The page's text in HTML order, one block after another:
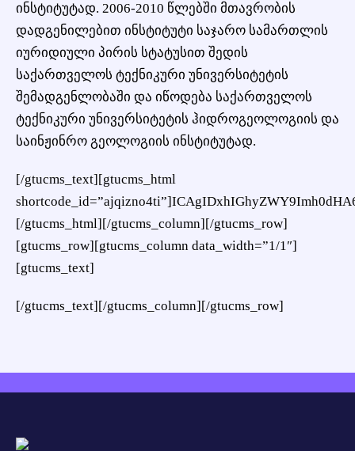
ინსტიტუტად. 2006-2010 წლებში მთავრობის
დადგენილებით ინსტიტუტი საჯარო სამართლის
იურიდიული პირის სტატუსით შედის
საქართველოს ტექნიკური უნივერსიტეტის
შემადგენლობაში და იწოდება საქართველოს
ტექნიკური უნივერსიტეტის ჰიდროგეოლოგიის და
საინჟინრო გეოლოგიის ინსტიტუტად.
[/gtucms_text][gtucms_html
[/gtucms_html][/gtucms_column][/gtucms_row]
[gtucms_row][gtucms_column data_width=”1/1″]
[gtucms_text]
[/gtucms_text][/gtucms_column][/gtucms_row]